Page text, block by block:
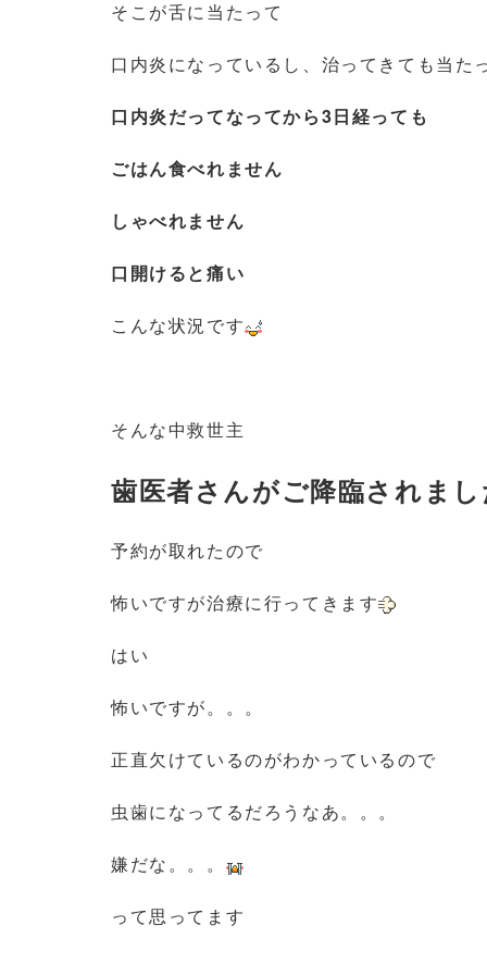
そこが舌に当たって
口内炎になっているし、治ってきても当た
口内炎だってなってから3日経っても
ごはん食べれません
しゃべれません
口開けると痛い
こんな状況です
そんな中救世主
歯医者さんがご降臨されま
予約が取れたので
怖いですが治療に行ってきます
はい
怖いですが。。。
正直欠けているのがわかっているので
虫歯になってるだろうなあ。。。
嫌だな。。。
って思ってます